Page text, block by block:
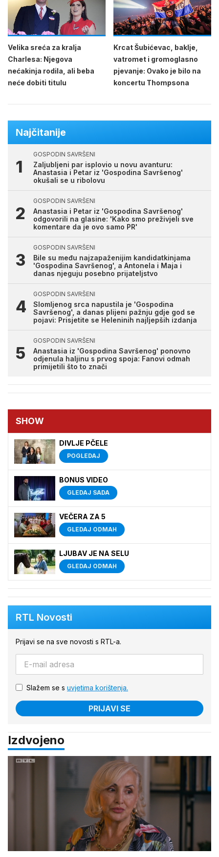
Velika sreća za kralja
Charlesa: Njegova
nećakinja rodila, ali beba
neće dobiti titulu
Krcat Šubićevac, baklje,
vatromet i gromoglasno
pjevanje: Ovako je bilo na
koncertu Thompsona
Najčitanije
GOSPODIN SAVRŠENI
Zaljubljeni par isplovio u novu avanturu:
Anastasia i Petar iz 'Gospodina Savršenog'
okušali se u ribolovu
GOSPODIN SAVRŠENI
Anastasia i Petar iz 'Gospodina Savršenog'
odgovorili na glasine: 'Kako smo preživjeli sve
komentare da je ovo samo PR'
GOSPODIN SAVRŠENI
Bile su među najzapaženijim kandidatkinjama
'Gospodina Savršenog', a Antonela i Maja i
danas njeguju posebno prijateljstvo
GOSPODIN SAVRŠENI
Slomljenog srca napustila je 'Gospodina
Savršenog', a danas plijeni pažnju gdje god se
pojavi: Prisjetite se Heleninih najljepših izdanja
GOSPODIN SAVRŠENI
Anastasia iz 'Gospodina Savršenog' ponovno
odjenula haljinu s prvog spoja: Fanovi odmah
primijetili što to znači
SHOW
DIVLJE PČELE
POGLEDAJ
BONUS VIDEO
GLEDAJ SADA
VEČERA ZA 5
GLEDAJ ODMAH
LJUBAV JE NA SELU
GLEDAJ ODMAH
RTL Novosti
Prijavi se na sve novosti s RTL-a.
Slažem se s uvjetima korištenja.
PRIJAVI SE
Izdvojeno